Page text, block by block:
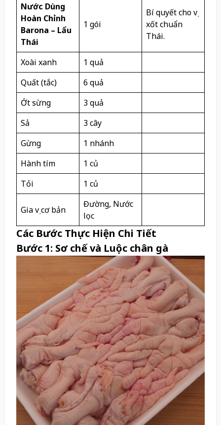
Nước Dùng
Hoàn Chỉnh
Barona – Lẩu
Thái
1 gói
Bí quyết cho vị
xốt chuẩn
Thái.
Xoài xanh
1 quả
Quất (tắc)
6 quả
Ớt sừng
3 quả
Sả
3 cây
Gừng
1 nhánh
Hành tím
1 củ
Tỏi
1 củ
Gia vị cơ bản
Đường, Nước
lọc
Các Bước Thực Hiện Chi Tiết
Bước 1: Sơ chế và Luộc chân gà